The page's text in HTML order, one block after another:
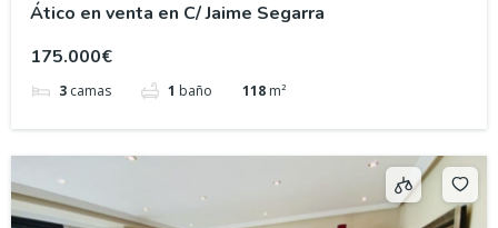
Ático en venta en C/ Jaime Segarra
175.000€
3 camas 1 baño 118 m²